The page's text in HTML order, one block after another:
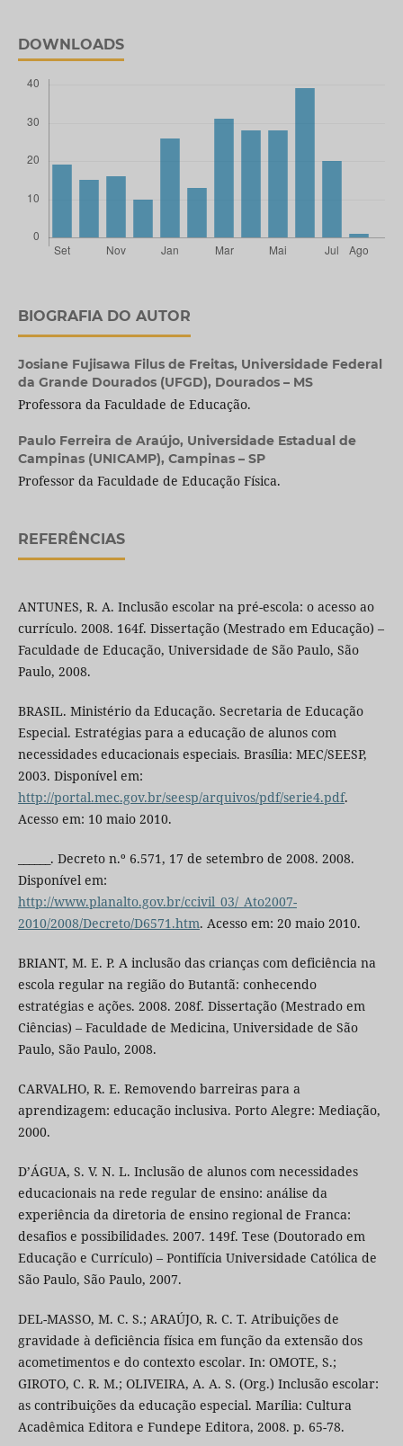
DOWNLOADS
BIOGRAFIA DO AUTOR
Josiane Fujisawa Filus de Freitas, Universidade Federal
da Grande Dourados (UFGD), Dourados – MS
Professora da Faculdade de Educação.
Paulo Ferreira de Araújo, Universidade Estadual de
Campinas (UNICAMP), Campinas – SP
Professor da Faculdade de Educação Física.
REFERÊNCIAS
ANTUNES, R. A. Inclusão escolar na pré-escola: o acesso ao
currículo. 2008. 164f. Dissertação (Mestrado em Educação) –
Faculdade de Educação, Universidade de São Paulo, São
Paulo, 2008.
BRASIL. Ministério da Educação. Secretaria de Educação
Especial. Estratégias para a educação de alunos com
necessidades educacionais especiais. Brasília: MEC/SEESP,
2003. Disponível em:
http://portal.mec.gov.br/seesp/arquivos/pdf/serie4.pdf.
Acesso em: 10 maio 2010.
______. Decreto n.º 6.571, 17 de setembro de 2008. 2008.
Disponível em:
http://www.planalto.gov.br/ccivil_03/_Ato2007-
2010/2008/Decreto/D6571.htm. Acesso em: 20 maio 2010.
BRIANT, M. E. P. A inclusão das crianças com deficiência na
escola regular na região do Butantã: conhecendo
estratégias e ações. 2008. 208f. Dissertação (Mestrado em
Ciências) – Faculdade de Medicina, Universidade de São
Paulo, São Paulo, 2008.
CARVALHO, R. E. Removendo barreiras para a
aprendizagem: educação inclusiva. Porto Alegre: Mediação,
2000.
D’ÁGUA, S. V. N. L. Inclusão de alunos com necessidades
educacionais na rede regular de ensino: análise da
experiência da diretoria de ensino regional de Franca:
desafios e possibilidades. 2007. 149f. Tese (Doutorado em
Educação e Currículo) – Pontifícia Universidade Católica de
São Paulo, São Paulo, 2007.
DEL-MASSO, M. C. S.; ARAÚJO, R. C. T. Atribuições de
gravidade à deficiência física em função da extensão dos
acometimentos e do contexto escolar. In: OMOTE, S.;
GIROTO, C. R. M.; OLIVEIRA, A. A. S. (Org.) Inclusão escolar:
as contribuições da educação especial. Marília: Cultura
Acadêmica Editora e Fundepe Editora, 2008. p. 65-78.